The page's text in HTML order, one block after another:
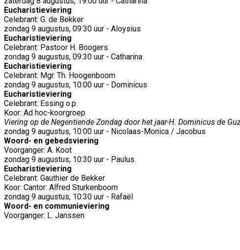
Eucharistieviering
Celebrant: G. de Bekker
zondag 9 augustus, 09:30 uur - Aloysius
Eucharistieviering
Celebrant: Pastoor H. Boogers
zondag 9 augustus, 09:30 uur - Catharina
Eucharistieviering
Celebrant: Mgr. Th. Hoogenboom
zondag 9 augustus, 10:00 uur - Dominicus
Eucharistieviering
Celebrant: Essing o.p.
Koor: Ad hoc-koorgroep
Viering op de Negentiende Zondag door het jaar-H. Dominicus de
zondag 9 augustus, 10:00 uur - Nicolaas-Monica / Jacobus
Woord- en gebedsviering
Voorganger: A. Koot
zondag 9 augustus, 10:30 uur - Paulus
Eucharistieviering
Celebrant: Gauthier de Bekker
Koor: Cantor: Alfred Sturkenboom
zondag 9 augustus, 10:30 uur - Rafaël
Woord- en communieviering
Voorganger: L. Janssen